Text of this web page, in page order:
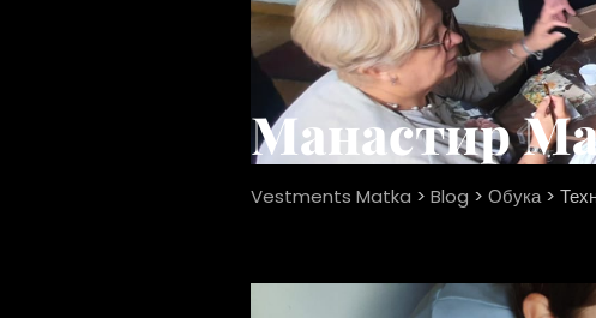
Манастир
Vestments Matka > Blog > Обука>